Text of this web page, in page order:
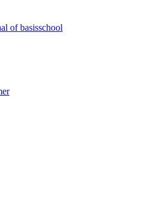
of basisschool